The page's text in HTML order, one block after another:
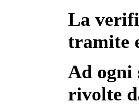
La
tramite
Ad ogni
rivolte